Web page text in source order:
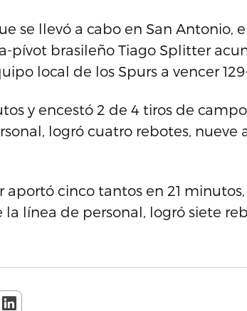
se llevó a cabo en San Antonio,
pívot brasileño Tiago Splitter
local de los Spurs a vencer
y encestó 2 de 4 tiros de
logró cuatro rebotes, nueve
cinco tantos en 21
la línea de personal, logró siete